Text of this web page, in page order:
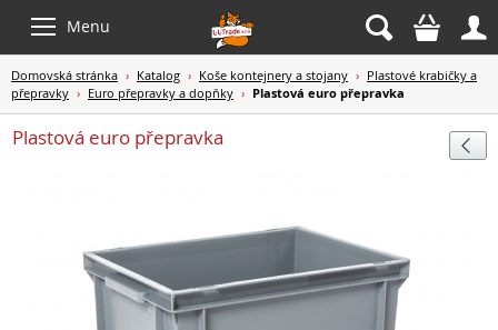
Menu   
Domovská stránka › Katalog › Koše kontejnery a stojany › Plastové krabičky a
přepravky › Euro přepravky a dopňky › Plastová euro přepravka

Plastová euro přepravka